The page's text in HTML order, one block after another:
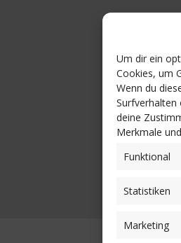
Um dir ein
Cookies, um
Wenn du
Surfverhalten
deine
Merkmale
Funktional
Statistiken
Marketing